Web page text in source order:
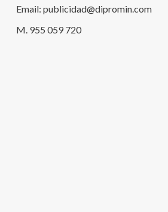
Email: publicidad@dipromin.com
M. 955 059 720